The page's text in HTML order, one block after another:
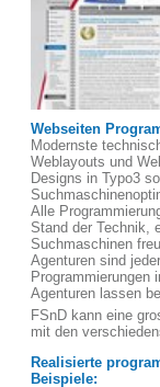
Webseiten
Modernste
Weblayouts und
Designs in Typo3
Alle
Stand der Technik,
Suchmaschinen
Agenturen sind
Programmierungen
Agenturen lassen
FSnD kann eine
mit den
Realisierte
Beispiele: